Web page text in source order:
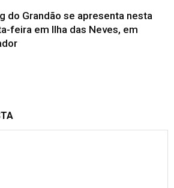
do Grandão se apresenta nesta
feira em Ilha das Neves, em